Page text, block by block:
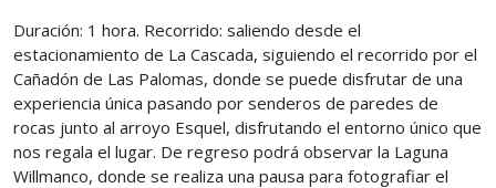
Duración: 1 hora. Recorrido: saliendo desde el
estacionamiento de La Cascada, siguiendo el recorrido por el
Cañadón de Las Palomas, donde se puede disfrutar de una
experiencia única pasando por senderos de paredes de
rocas junto al arroyo Esquel, disfrutando el entorno único que
nos regala el lugar. De regreso podrá observar la Laguna
Willmanco, donde se realiza una pausa para fotografiar el